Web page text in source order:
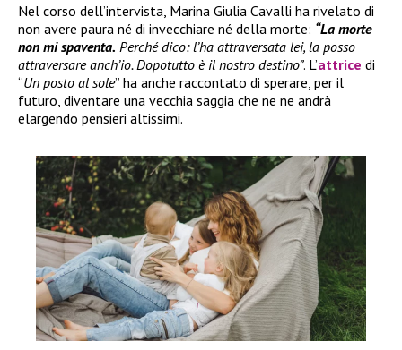
Nel corso dell’intervista, Marina Giulia Cavalli ha rivelato di
non avere paura né di invecchiare né della morte: “La morte
non mi spaventa. Perché dico: l’ha attraversata lei, la posso
attraversare anch’io. Dopotutto è il nostro destino”. L’attrice di
“Un posto al sole” ha anche raccontato di sperare, per il
futuro, diventare una vecchia saggia che ne ne andrà
elargendo pensieri altissimi.